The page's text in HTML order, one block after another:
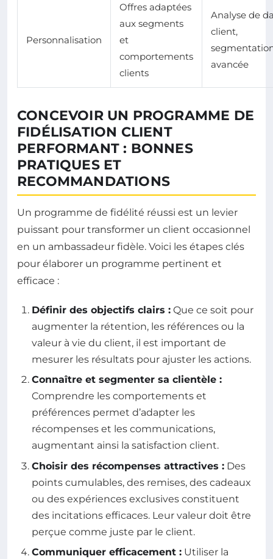
Personnalisation
Offres adaptées
aux segments
et
comportements
clients
Analyse de
client,
avancée
CONCEVOIR UN PROGRAMME DE
FIDÉLISATION CLIENT
PERFORMANT : BONNES
PRATIQUES ET
RECOMMANDATIONS
Un programme de fidélité réussi est un levier
puissant pour transformer un client occasionnel
en un ambassadeur fidèle. Voici les étapes clés
pour élaborer un programme pertinent et
efficace :
Définir des objectifs clairs : Que ce soit pour
augmenter la rétention, les références ou la
valeur à vie du client, il est important de
mesurer les résultats pour ajuster les actions.
Connaître et segmenter sa clientèle :
Comprendre les comportements et
préférences permet d’adapter les
récompenses et les communications,
augmentant ainsi la satisfaction client.
Choisir des récompenses attractives : Des
points cumulables, des remises, des cadeaux
ou des expériences exclusives constituent
des incitations efficaces. Leur valeur doit être
perçue comme juste par le client.
Communiquer efficacement : Utiliser la